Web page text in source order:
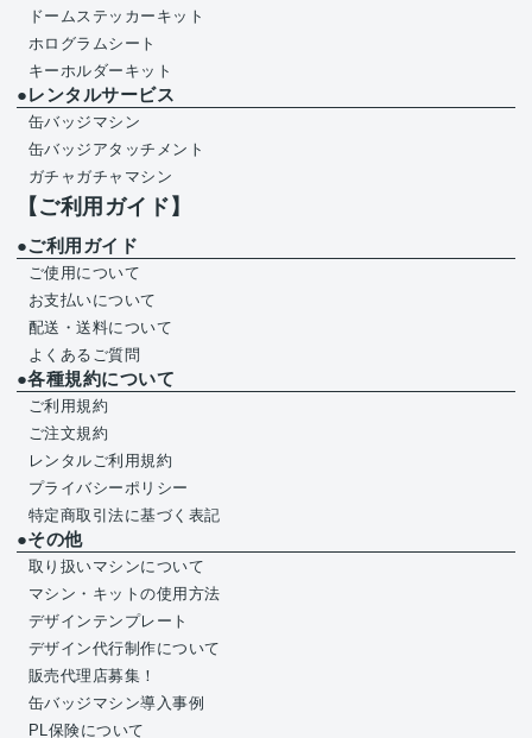
ドームステッカーキット
ホログラムシート
キーホルダーキット
●レンタルサービス
缶バッジマシン
缶バッジアタッチメント
ガチャガチャマシン
【ご利用ガイド】
●ご利用ガイド
ご使用について
お支払いについて
配送・送料について
よくあるご質問
●各種規約について
ご利用規約
ご注文規約
レンタルご利用規約
プライバシーポリシー
特定商取引法に基づく表記
●その他
取り扱いマシンについて
マシン・キットの使用方法
デザインテンプレート
デザイン代行制作について
販売代理店募集！
缶バッジマシン導入事例
PL保険について